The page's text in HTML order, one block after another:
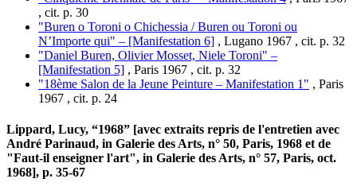
, cit. p. 30
"Buren o Toroni o Chichessia / Buren ou Toroni ou
N’Importe qui" – [Manifestation 6] , Lugano 1967 , cit. p. 32
"Daniel Buren, Olivier Mosset, Niele Toroni" –
[Manifestation 5] , Paris 1967 , cit. p. 32
"18ème Salon de la Jeune Peinture – Manifestation 1" , Paris
1967 , cit. p. 24
Lippard, Lucy, “1968” [avec extraits repris de l'entretien avec
André Parinaud, in Galerie des Arts, n° 50, Paris, 1968 et de
"Faut-il enseigner l'art", in Galerie des Arts, n° 57, Paris, oct.
1968], p. 35-67